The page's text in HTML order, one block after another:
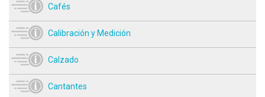
Cafés
Calibración y Medición
Calzado
Cantantes